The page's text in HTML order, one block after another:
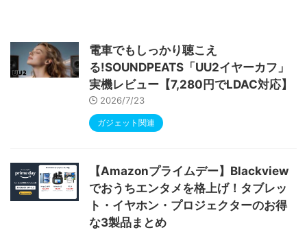
RGBライト 児童守護 IPS画面 日本語説明書
電車でもしっかり聴こえ
る!SOUNDPEATS「UU2イヤーカフ」
実機レビュー【7,280円でLDAC対応】
2026/7/23
ガジェット関連
【Amazonプライムデー】Blackview
でおうちエンタメを格上げ！タブレッ
ト・イヤホン・プロジェクターのお得
な3製品まとめ